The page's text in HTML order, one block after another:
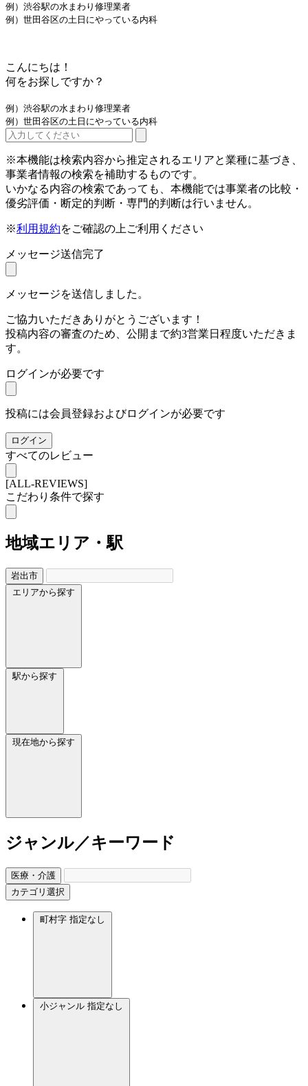
例）渋谷駅の水まわり修理業者
例）世田谷区の土日にやっている内科
こんにちは！
何をお探しですか？
例）渋谷駅の水まわり修理業者
例）世田谷区の土日にやっている内科
※本機能は検索内容から推定されるエリアと業種に基づき、
事業者情報の検索を補助するものです。
いかなる内容の検索であっても、本機能では事業者の比較・
優劣評価・断定的判断・専門的判断は行いません。
※利用規約をご確認の上ご利用ください
メッセージ送信完了
メッセージを送信しました。
ご協力いただきありがとうございます！
投稿内容の審査のため、公開まで約3営業日程度いただきま
す。
ログインが必要です
投稿には会員登録およびログインが必要です
ログイン
すべてのレビュー
[ALL-REVIEWS]
こだわり条件で探す
地域エリア・駅
岩出市
エリアから探す
駅から探す
現在地から探す
ジャンル／キーワード
医療・介護
カテゴリ選択
町村字 指定なし
小ジャンル 指定なし